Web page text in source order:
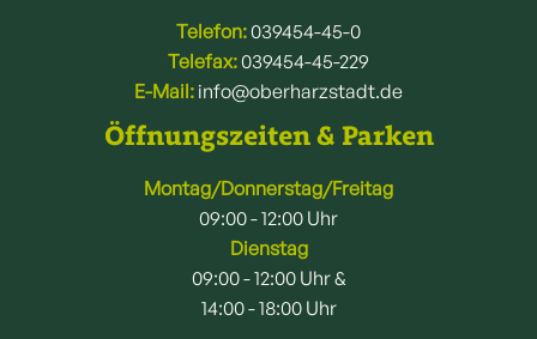
Telefon:039454-45-0
Telefax:039454-45-229
E-Mail: info@oberharzstadt.de
Öffnungszeiten & Parken
Montag/Donnerstag/Freitag
09:00 - 12:00 Uhr
Dienstag
09:00 - 12:00 Uhr &
14:00 - 18:00 Uhr